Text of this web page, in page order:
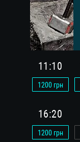
11:10
1200грн
16:20
1200грн